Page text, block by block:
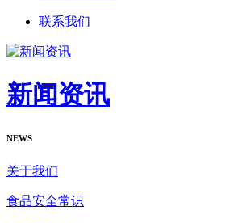
联系我们
新闻资讯
NEWS
关于我们
食品安全常识